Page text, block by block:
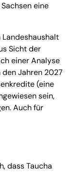
eine
Sicht der
einer Analyse
Jahren 2027
(eine
sein,
Auch für
dass Taucha